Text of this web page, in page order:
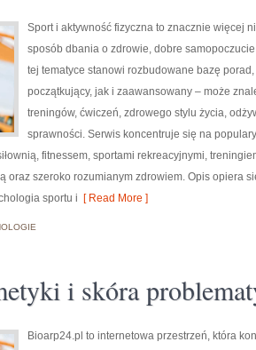
Sport i aktywność fizyczna to znacznie więcej
sposób dbania o zdrowie, dobre
tej tematyce stanowi rozbudowane bazę
początkujący, jak i zaawansowany – może
treningów, ćwiczeń, zdrowego stylu życia,
sprawności. Serwis koncentruje się na
fitnessem, sportami rekreacyjnymi,
oraz szeroko rozumianym zdrowiem. Opis opiera
sportu i [ Read More ]
i skóra
Bioarp24.pl to internetowa przestrzeń, która